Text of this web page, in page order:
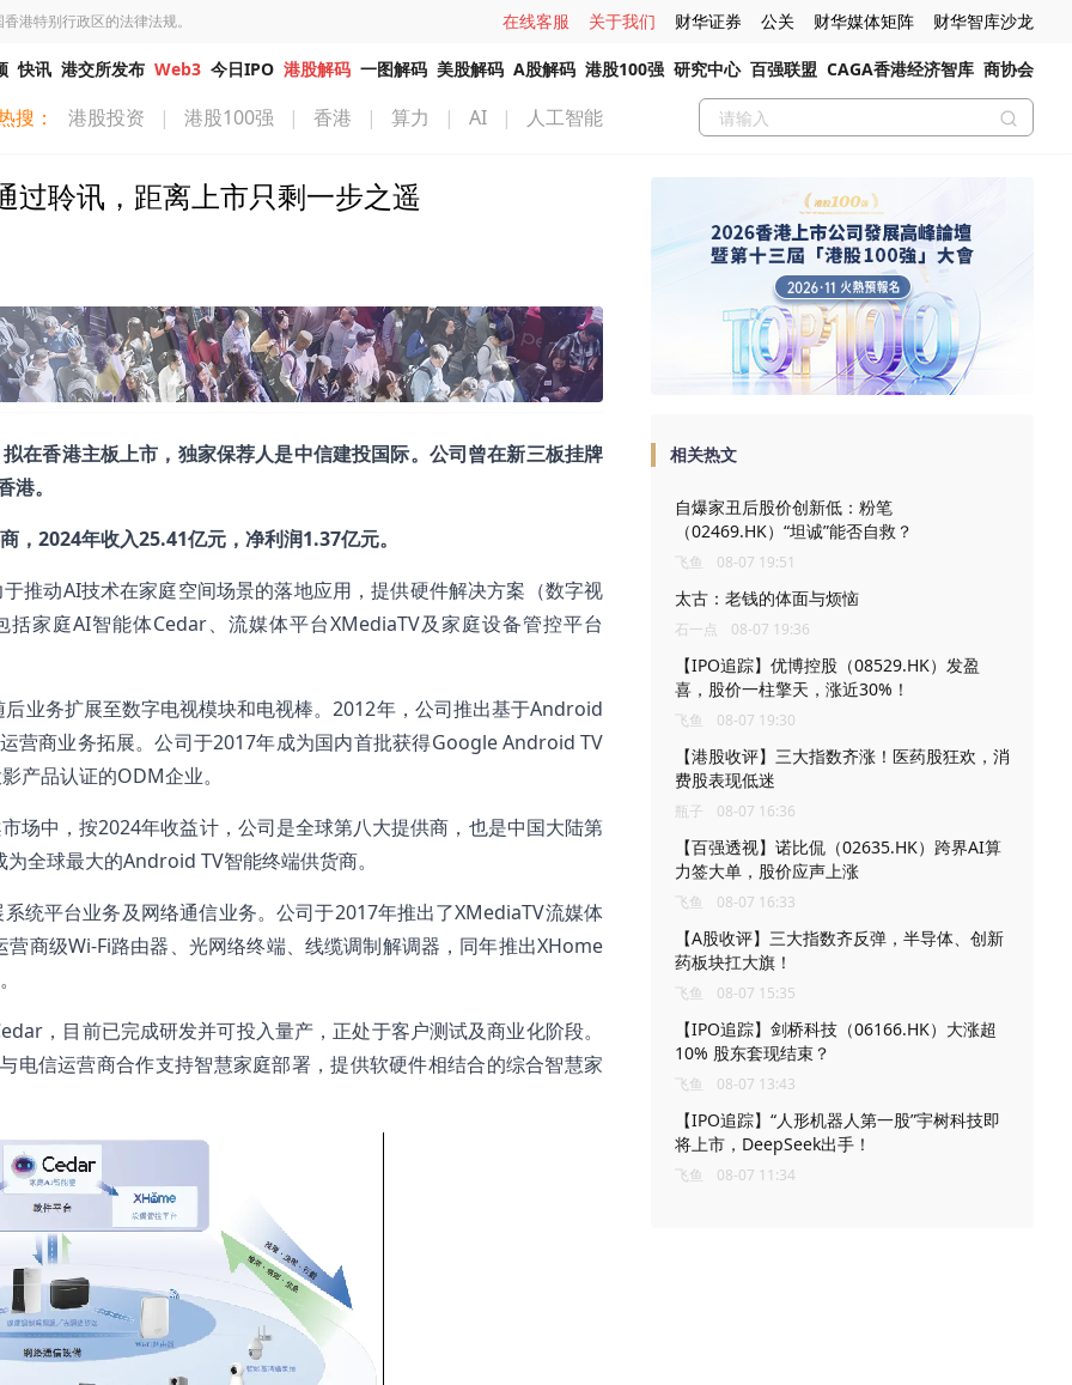
港特别行政区的法律法规。 在线客服 关于我们 财华证券 公关 财华媒体矩阵 财华智库沙龙
快讯 港交所发布 Web3 今日IPO 港股解码 一图解码 美股解码 A股解码 港股100强 研究中心 百强联盟 CAGA香港经济智库 商协会
搜： 港股投资 | 港股100强 | 香港 | 算力 | AI | 人工智能
过聆讯，距离上市只剩一步之遥
在香港主板上市，独家保荐人是中信建投国际。公司曾在新三板挂牌
。
，2024年收入25.41亿元，净利润1.37亿元。
推动AI技术在家庭空间场景的落地应用，提供硬件解决方案（数字视
家庭AI智能体Cedar、流媒体平台XMediaTV及家庭设备管控平台
业务扩展至数字电视模块和电视棒。2012年，公司推出基于Android
营商业务拓展。公司于2017年成为国内首批获得Google Android TV
产品认证的ODM企业。
场中，按2024年收益计，公司是全球第八大提供商，也是中国大陆第
全球最大的Android TV智能终端供货商。
统平台业务及网络通信业务。公司于2017年推出了XMediaTV流媒体
商级Wi-Fi路由器、光网络终端、线缆调制解调器，同年推出XHome
，目前已完成研发并可投入量产，正处于客户测试及商业化阶段。
信运营商合作支持智慧家庭部署，提供软硬件相结合的综合智慧家
相关热文
自爆家丑后股价创新低：粉笔
（02469.HK）“坦诚”能否自救？
飞鱼 08-07 19:51
太古：老钱的体面与烦恼
石一点 08-07 19:36
【IPO追踪】优博控股（08529.HK）发盈
喜，股价一柱擎天，涨近30%！
飞鱼 08-07 19:30
【港股收评】三大指数齐涨！医药股狂欢，消
费股表现低迷
瓶子 08-07 16:36
【百强透视】诺比侃（02635.HK）跨界AI算
力签大单，股价应声上涨
飞鱼 08-07 16:33
【A股收评】三大指数齐反弹，半导体、创新
药板块扛大旗！
飞鱼 08-07 15:35
【IPO追踪】剑桥科技（06166.HK）大涨超
10% 股东套现结束？
飞鱼 08-07 13:43
【IPO追踪】“人形机器人第一股”宇树科技即
将上市，DeepSeek出手！
飞鱼 08-07 11:34